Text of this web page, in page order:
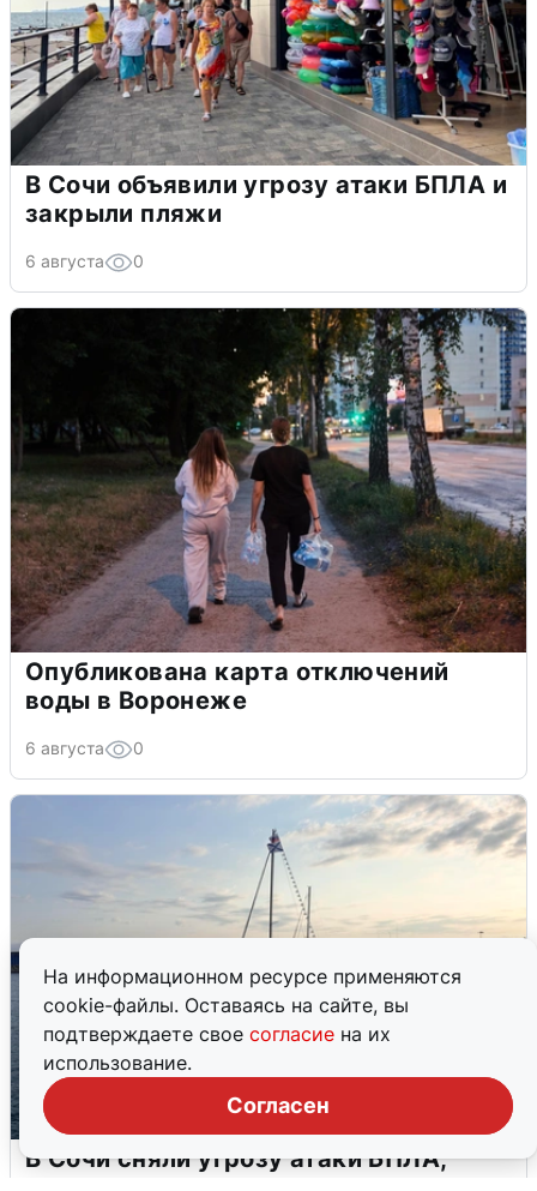
На информационном ресурсе применяются
cookie-файлы. Оставаясь на сайте, вы
подтверждаете свое согласие на их
использование.
Согласен
В Сочи объявили угрозу атаки БПЛА и
закрыли пляжи
6 августа 0
Опубликована карта отключений
воды в Воронеже
6 августа 0
В Сочи сняли угрозу атаки БПЛА,